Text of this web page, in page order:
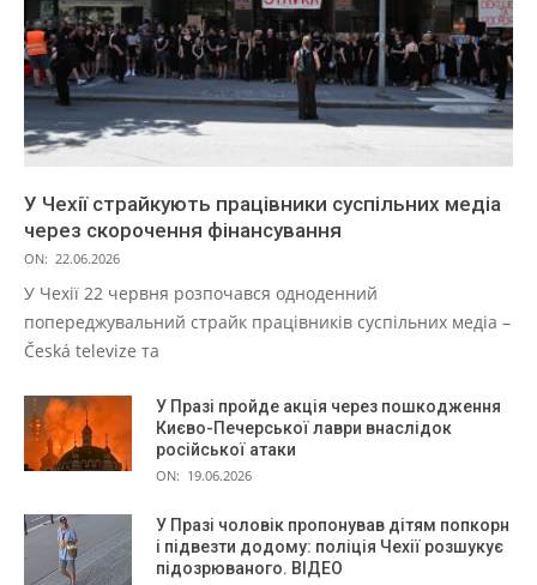
У Чехії страйкують працівники суспільних медіа
через скорочення фінансування
ON: 22.06.2026
У Чехії 22 червня розпочався одноденний
попереджувальний страйк працівників суспільних медіа –
Česká televize та
У Празі пройде акція через пошкодження
Києво-Печерської лаври внаслідок
російської атаки
ON: 19.06.2026
У Празі чоловік пропонував дітям попкорн
і підвезти додому: поліція Чехії розшукує
підозрюваного. ВІДЕО